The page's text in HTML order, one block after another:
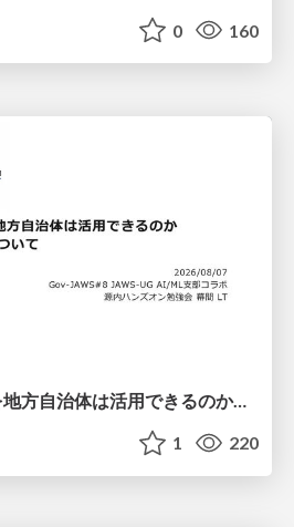
0 160
ガバメント AI 源内を地方自治体は活用できるのか 可能性と課題、期待について
1 220